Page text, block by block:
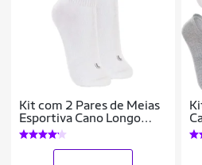
Kit com 2 Pares de Meias
Esportiva Cano Longo
Lupo 3250-001